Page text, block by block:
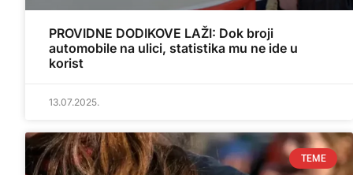
PROVIDNE DODIKOVE LAŽI: Dok broji
automobile na ulici, statistika mu ne ide u
korist
13.07.2025.
TEME